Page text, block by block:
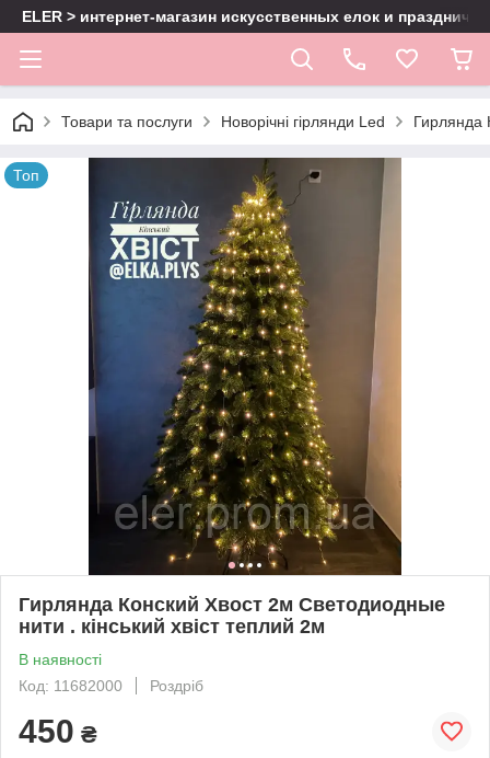
ELER > интернет-магазин искусственных елок и
Товари та послуги Новорічні гірлянди Led Гирлянда
Топ
Гирлянда Конский Хвост 2м Светодиодные
нити . кінський хвіст теплий 2м
В наявності
Код: 11682000
Роздріб
450 ₴